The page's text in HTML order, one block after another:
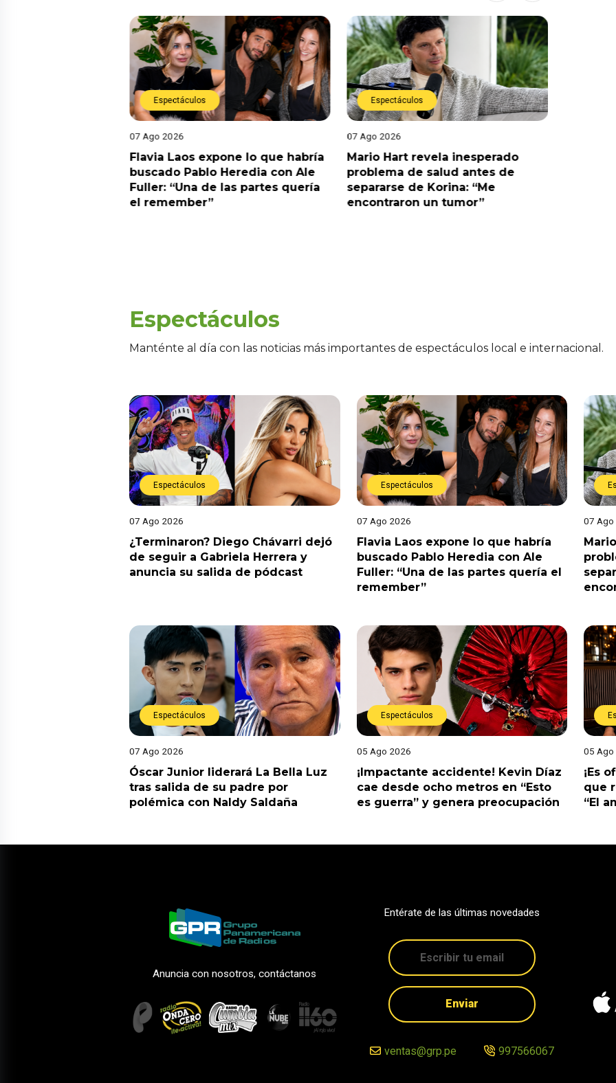
Laos expone lo que habría
Pablo Heredia con Ale
“Una de las partes quería
Espectáculos
Mario Hart revela inesperado
problema de salud antes de
separarse de Korina: “Me
encontraron un tumor”
Espectáculos
Óscar Junior liderará La Bella Luz
tras salida de su padre por
polémica con Naldy Saldaña
Espectáculos
Manténte al día con las noticias más importantes de espectáculos local e internacional.
Espectáculos
07 Ago 2026
¿Terminaron? Diego Chávarri dejó
de seguir a Gabriela Herrera y
anuncia su salida de pódcast
Espectáculos
07 Ago 2026
Flavia Laos expone lo que habría
buscado Pablo Heredia con Ale
Fuller: “Una de las partes quería el
remember”
07 Ago
Espectáculos
07 Ago 2026
Óscar Junior liderará La Bella Luz
tras salida de su padre por
polémica con Naldy Saldaña
Espectáculos
05 Ago 2026
¡Impactante accidente! Kevin Díaz
cae desde ocho metros en “Esto
es guerra” y genera preocupación
05 Ago
¡Es
que
“El
Anuncia con nosotros, contáctanos
Entérate de las últimas novedades
Enviar
ventas@grp.pe 997566067